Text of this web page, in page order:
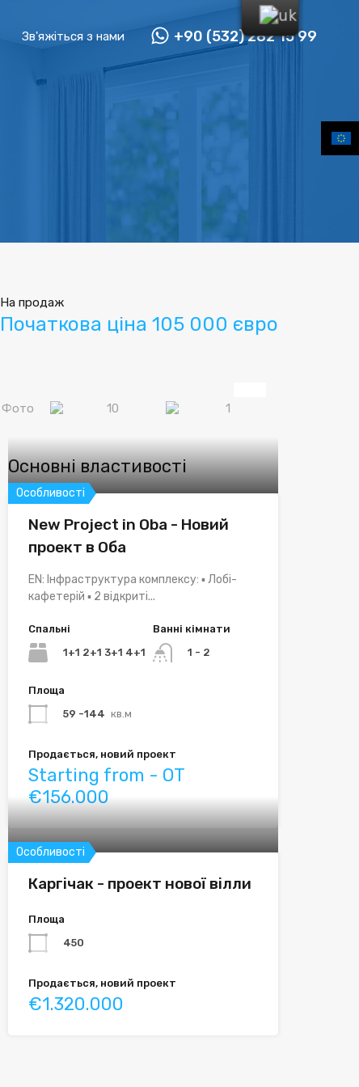
Зв'яжіться з нами +90 (532) 282 15 99
На продаж
Початкова ціна 105 000 євро
Основні властивості
Особливості
New Project in Oba - Новий
проект в Оба
EN: Інфраструктура комплексу: ▪ Лобі-
кафетерій ▪ 2 відкриті...
Спальні
1+1 2+1 3+1 4+1
Ванні кімнати
1 - 2
Площа
59 -144 кв.м
Продається, новий проект
Starting from - OT
€156.000
Особливості
Каргічак - проект нової вілли
Площа
450
Продається, новий проект
€1.320.000